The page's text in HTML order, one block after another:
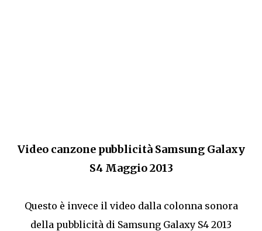
Video canzone pubblicità Samsung Galaxy
S4 Maggio 2013
Questo è invece il video dalla colonna sonora
della pubblicità di Samsung Galaxy S4 2013